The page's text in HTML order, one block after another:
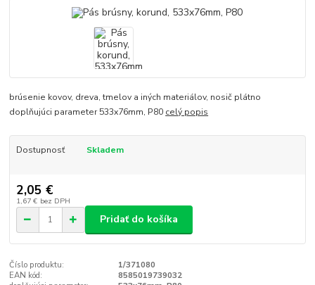
brúsenie kovov, dreva, tmelov a iných materiálov, nosič plátno
doplňujúci parameter 533x76mm, P80 celý popis
Dostupnosť Skladem
2,05 €
1,67 € bez DPH
Pridať do košíka
Číslo produktu:
1/371080
EAN kód:
8585019739032